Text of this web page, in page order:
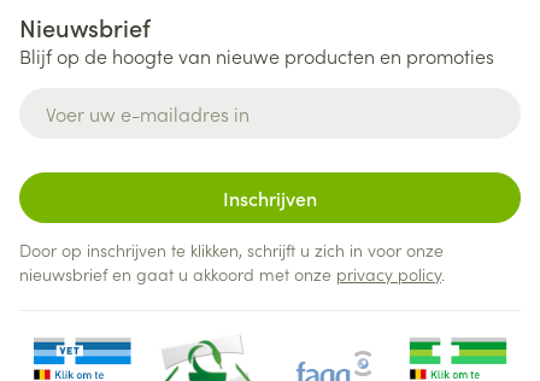
Nieuwsbrief
Blijf op de hoogte van nieuwe producten en promoties
Inschrijven
Door op inschrijven te klikken, schrijft u zich in voor onze
nieuwsbrief en gaat u akkoord met onze privacy policy.